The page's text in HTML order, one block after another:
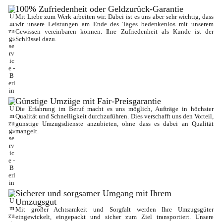
100% Zufriedenheit oder Geldzurück-Garantie
Mit Liebe zum Werk arbeiten wir. Dabei ist es uns aber sehr wichtig, dass
wir unsere Leistungen am Ende des Tages bedenkenlos mit unserem
Gewissen vereinbaren können. Ihre Zufriedenheit als Kunde ist der
Schlüssel dazu.
Günstige Umzüge mit Fair-Preisgarantie
Die Erfahrung im Beruf macht es uns möglich, Aufträge in höchster
Qualität und Schnelligkeit durchzuführen. Dies verschafft uns den Vorteil,
günstige Umzugsdienste anzubieten, ohne dass es dabei an Qualität
mangelt.
Sicherer und sorgsamer Umgang mit Ihrem
Umzugsgut
Mit großer Achtsamkeit und Sorgfalt werden Ihre Umzugsgüter
eingewickelt, eingepackt und sicher zum Ziel transportiert. Unsere